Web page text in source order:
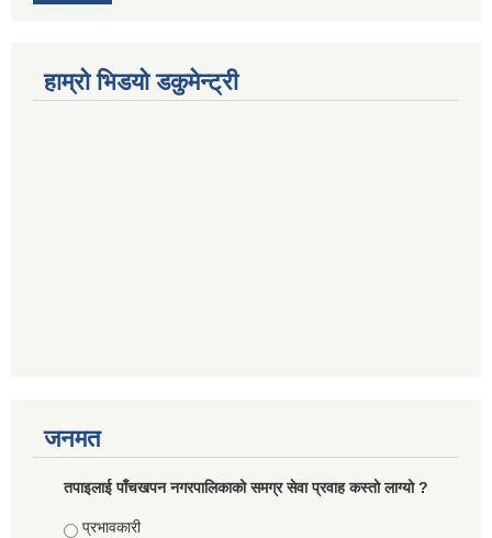
हाम्रो भिडयो डकुमेन्ट्री
जनमत
तपाइलाई पाँचखपन नगरपालिकाको समग्र सेवा प्रवाह कस्तो लाग्यो ?
Choices
प्रभावकारी